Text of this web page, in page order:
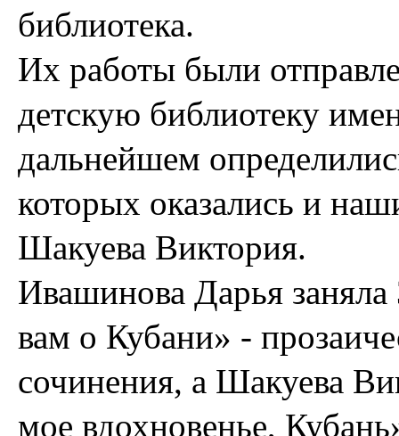
библиотека.
Их работы были
детскую библиотеку
дальнейшем
которых оказались и
Шакуева Виктория.
Ивашинова Дарья
вам о Кубани» -
сочинения, а Шакуева
мое вдохновенье,